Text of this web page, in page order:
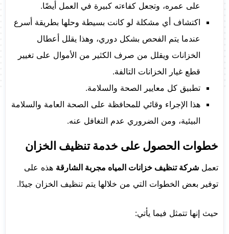
على عمره، وتجعل كفاءته كبيرة في العمل أيضًا.
اكتشاف أي مشكلة لو كانت بسيطة وحلها بطريقة أسرع
عندما يتم الفحص بشكل دوري، وهذا يقلل أعطال
الخزانات ويقلل من صرف الكثير من الأموال على تغيير
قطع غيار الخزانات التالفة.
تطبيق كل معايير الصحة والسلامة.
هذا الإجراء وقائي للمحافظة على الصحة العامة والسلامة
البيئية، ومن الضروري عدم التغافل عنه.
خطوات الحصول على خدمة تنظيف الخزان
تعمل شركة تنظيف خزانات المياه مجربة الشارقة هذه على
توفير بعض الخطوات التي من خلالها يتم تنظيف الخزان جيدًا.
حيث إنها تتمثل فيما يأتي: